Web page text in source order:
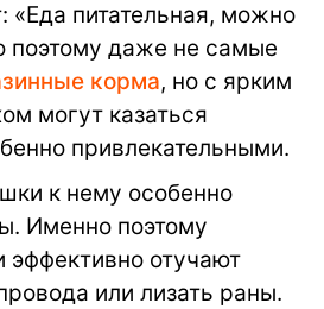
«Еда питательная, можно
поэтому даже не самые
корма, но с ярким
могут казаться
привлекательными.
к нему особенно
Именно поэтому
эффективно отучают
или лизать раны.